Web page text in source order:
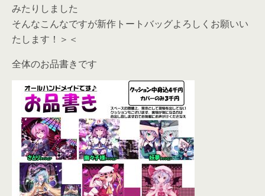
みたりしました
そんなこんなですが新作トートバッグよろしくお願いい
たします！＞＜
全体のお品書きです